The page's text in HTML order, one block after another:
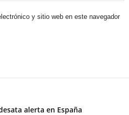
y sitio web en este navegador
alerta en España